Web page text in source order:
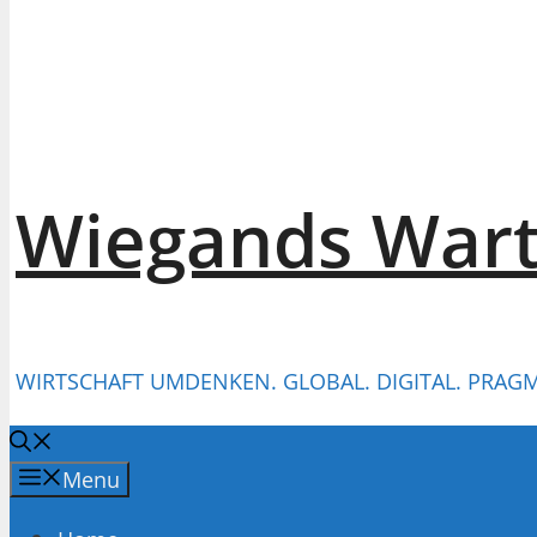
Wiegands
WIRTSCHAFT UMDENKEN. GLOBAL. DIGITAL.
Menu